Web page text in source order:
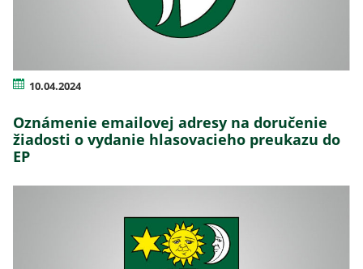
10.04.2024
Oznámenie emailovej adresy na doručenie
žiadosti o vydanie hlasovacieho preukazu do
EP